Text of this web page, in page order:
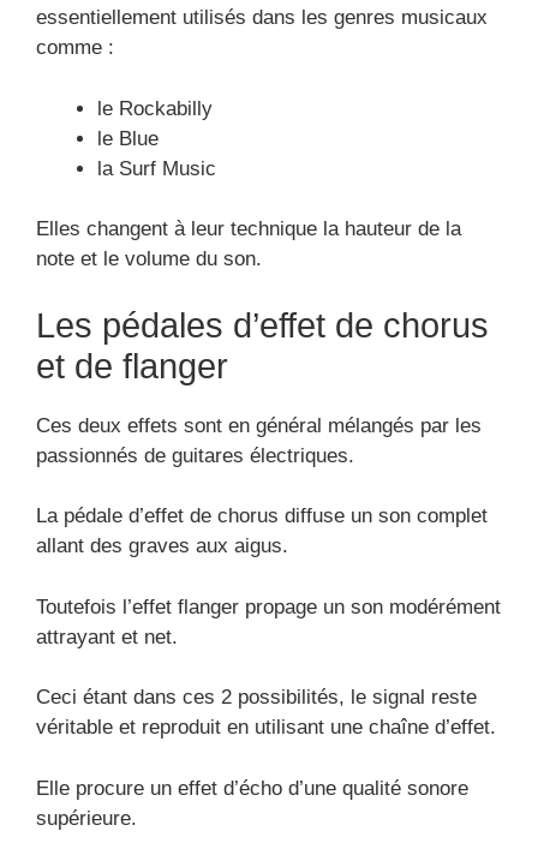
essentiellement utilisés dans les genres musicaux
comme :
le Rockabilly
le Blue
la Surf Music
Elles changent à leur technique la hauteur de la
note et le volume du son.
Les pédales d’effet de chorus
et de flanger
Ces deux effets sont en général mélangés par les
passionnés de guitares électriques.
La pédale d’effet de chorus diffuse un son complet
allant des graves aux aigus.
Toutefois l’effet flanger propage un son modérément
attrayant et net.
Ceci étant dans ces 2 possibilités, le signal reste
véritable et reproduit en utilisant une chaîne d’effet.
Elle procure un effet d’écho d’une qualité sonore
supérieure.